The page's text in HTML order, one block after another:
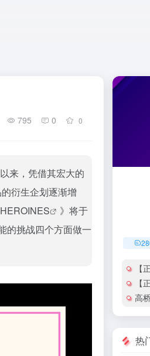
795 0 0
来，凭借其宏大的
衍生企划逐渐增
》将于
的挑战四个方面做一
【
【
高桥
热